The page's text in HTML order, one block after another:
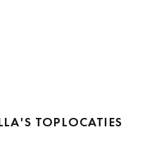
TOPLOCATIES